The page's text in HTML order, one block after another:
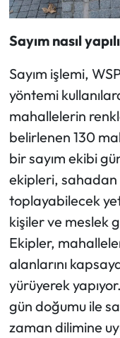
Sayım nasıl
Sayım işlemi,
yöntemi
mahallelerin
belirlenen 130
bir sayım ekibi
ekipleri, sahadan
toplayabilecek
kişiler ve meslek
Ekipler,
alanlarını
yürüyerek
gün doğumu ile
zaman dilimine